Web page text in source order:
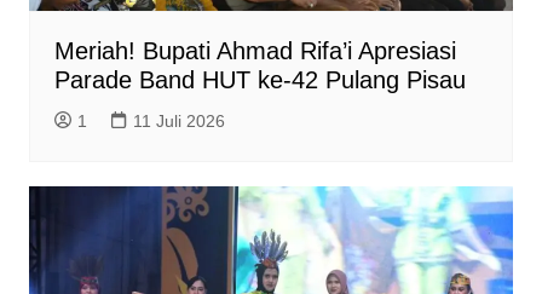
Meriah! Bupati Ahmad Rifa’i Apresiasi
Parade Band HUT ke-42 Pulang Pisau
1 11 Juli 2026